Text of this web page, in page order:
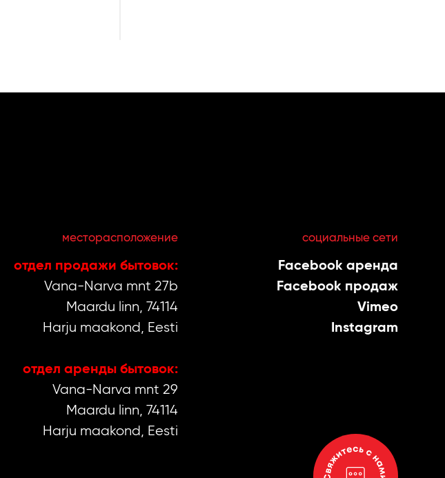
месторасположение
oтдел продажи бытовок:
Vana-Narva mnt 27b
Maardu linn, 74114
Harju maakond, Eesti
oтдел аренды бытовок:
Vana-Narva mnt 29
Maardu linn, 74114
Harju maakond, Eesti
социальные сети
Facebook аренда
Facebook продаж
Vimeo
Instagram